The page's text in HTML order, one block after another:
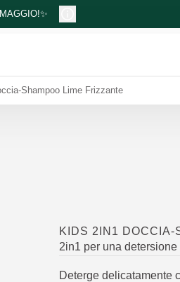
Shampoo Lime Frizzante
KIDS 2IN1 DOCCIA-
2in1 per una
Deterge delicatamente